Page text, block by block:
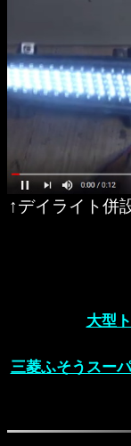
↑デイライト併
大型
三菱ふそうスー